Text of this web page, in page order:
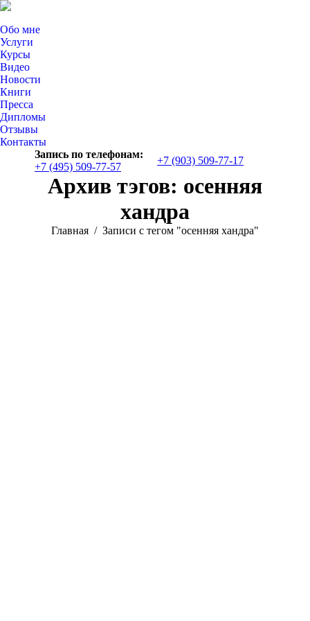
Обо мне
Услуги
Курсы
Видео
Новости
Книги
Пресса
Дипломы
Отзывы
Контакты
Страница
открывается
Запись по телефонам:
+7 (495) 509-77-57
+7 (903) 509-77-17
Архив тэгов: осенняя
хандра
Вы здесь:
Главная Записи с тегом "осенняя хандра"